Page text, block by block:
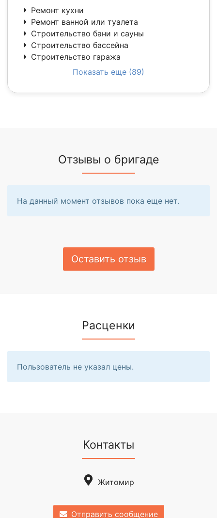
Ремонт кухни
Ремонт ванной или туалета
Строительство бани и сауны
Строительство бассейна
Строительство гаража
Показать еще (89)
Отзывы о бригаде
На данный момент отзывов пока еще нет.
Оставить отзыв
Расценки
Пользователь не указал цены.
Контакты
Житомир
Отправить сообщение